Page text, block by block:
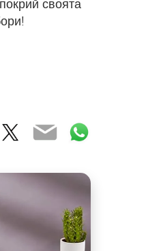
своята
Twitter
Email